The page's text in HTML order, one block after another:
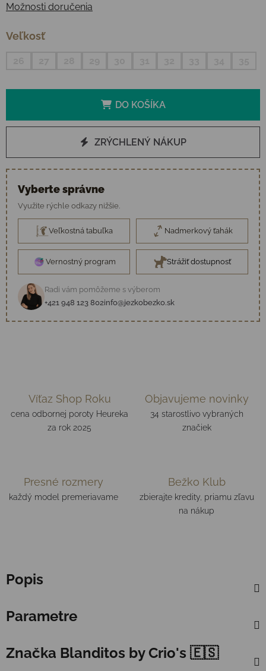
Možnosti doručenia
Veľkosť
DO KOŠÍKA
ZRÝCHLENÝ NÁKUP
Vyberte správne
Využite rýchle odkazy nižšie.
Veľkostná tabuľka Nadmerkový ťahák
Vernostný program Strážiť dostupnosť
Radi vám pomôžeme s výberom
+421 948 123 802info@jezkobezko.sk
Víťaz Shop Roku
cena odbornej poroty Heureka
za rok 2025
Objavujeme novinky
34 starostlivo vybraných
značiek
Presné rozmery
každý model premeriavame
Bežko Klub
zbierajte kredity, priamu zľavu
na nákup
Popis
Parametre
Značka Blanditos by Crio's 🇪🇸